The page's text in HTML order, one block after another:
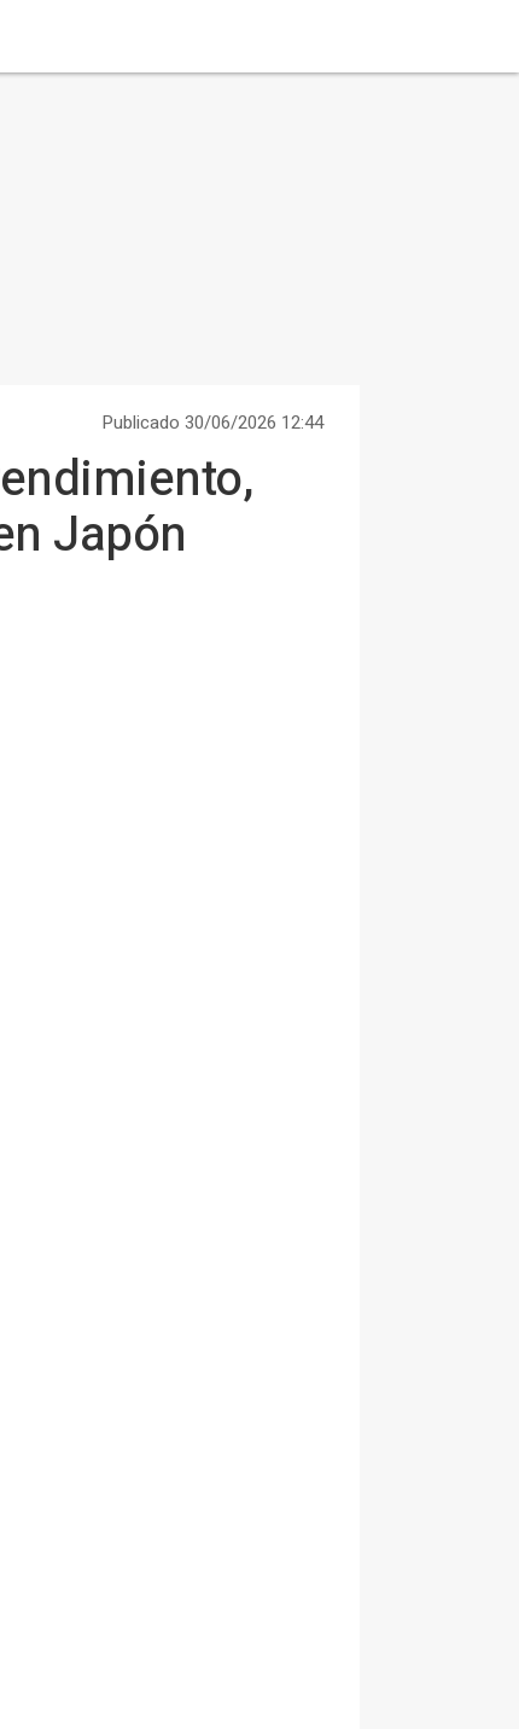
Publicado 30/06/2026 12:44
Japón